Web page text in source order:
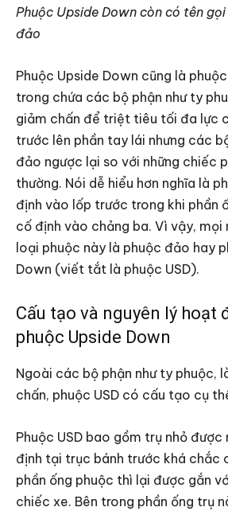
Phuộc Upside Down còn có tên
đảo
Phuộc Upside Down cũng là
trong chứa các bộ phận như ty
giảm chấn để triệt tiêu tối đa lực
trước lên phần tay lái nhưng các
đảo ngược lại so với những chiếc
thường. Nói dễ hiểu hơn nghĩa là
định vào lốp trước trong khi phần
cố định vào chảng ba. Vì vậy,
loại phuộc này là phuộc đảo hay
Down (viết tắt là phuộc USD).
Cấu tạo và nguyên lý hoạt
phuộc Upside Down
Ngoài các bộ phận như ty phuộc,
chấn, phuộc USD có cấu tạo cụ
Phuộc USD bao gồm trụ nhỏ được
định tại trục bánh trước khá chắc
phần ống phuộc thì lại được gắn
chiếc xe. Bên trong phần ống trụ